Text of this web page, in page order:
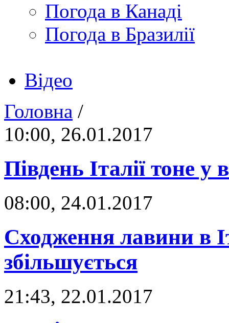
Погода в Канаді
Погода в Бразилії
Відео
Головна /
10:00, 26.01.2017
Південь Італії тоне
08:00, 24.01.2017
Сходження лавини в
збільшується
21:43, 22.01.2017